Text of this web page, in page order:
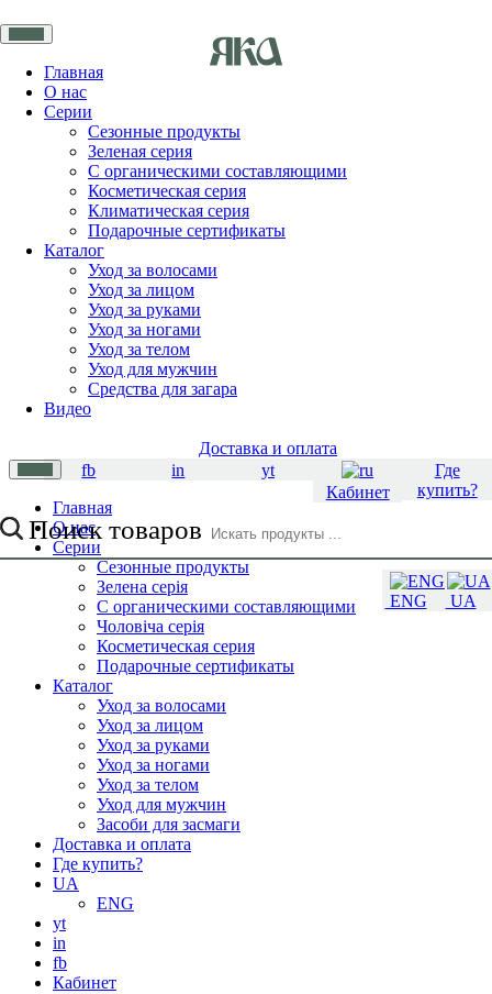
Главная
О нас
Серии
Сезонные продукты
Зеленая серия
С органическими составляющими
Косметическая серия
Климатическая серия
Подарочные сертификаты
Каталог
Уход за волосами
Уход за лицом
Уход за руками
Уход за ногами
Уход за телом
Уход для мужчин
Средства для загара
Видео
Доставка и оплата
Где
купить?
UA
ENG
yt
in
fb
Кабинет
Поиск товаров
Главная
О нас
Серии
Сезонные продукты
Зелена серія
С органическими составляющими
Чоловіча серія
Косметическая серия
Подарочные сертификаты
Каталог
Уход за волосами
Уход за лицом
Уход за руками
Уход за ногами
Уход за телом
Уход для мужчин
Засоби для засмаги
Доставка и оплата
Где купить?
UA
ENG
yt
in
fb
Кабинет